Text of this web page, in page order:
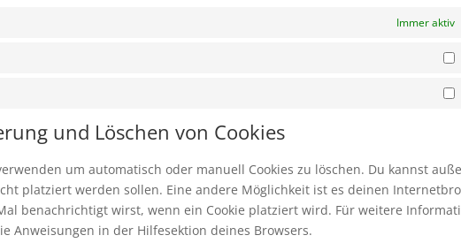
Immer aktiv
und Löschen von Cookies
um automatisch oder manuell Cookies zu löschen. Du kannst
platziert werden sollen. Eine andere Möglichkeit ist es deinen
benachrichtigt wirst, wenn ein Cookie platziert wird. Für weitere
Anweisungen in der Hilfesektion deines Browsers.